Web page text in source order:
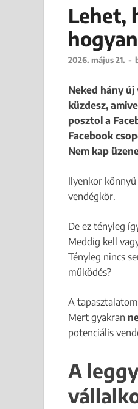
Lehet,
2026. május 21. -
Neked hány új
küzdesz,
posztol a
Facebook
Nem kap
Ilyenkor
vendégkör.
De ez tényleg
Meddig kell
Tényleg nincs
működés?
A
Mert gyakran
potenciális
A